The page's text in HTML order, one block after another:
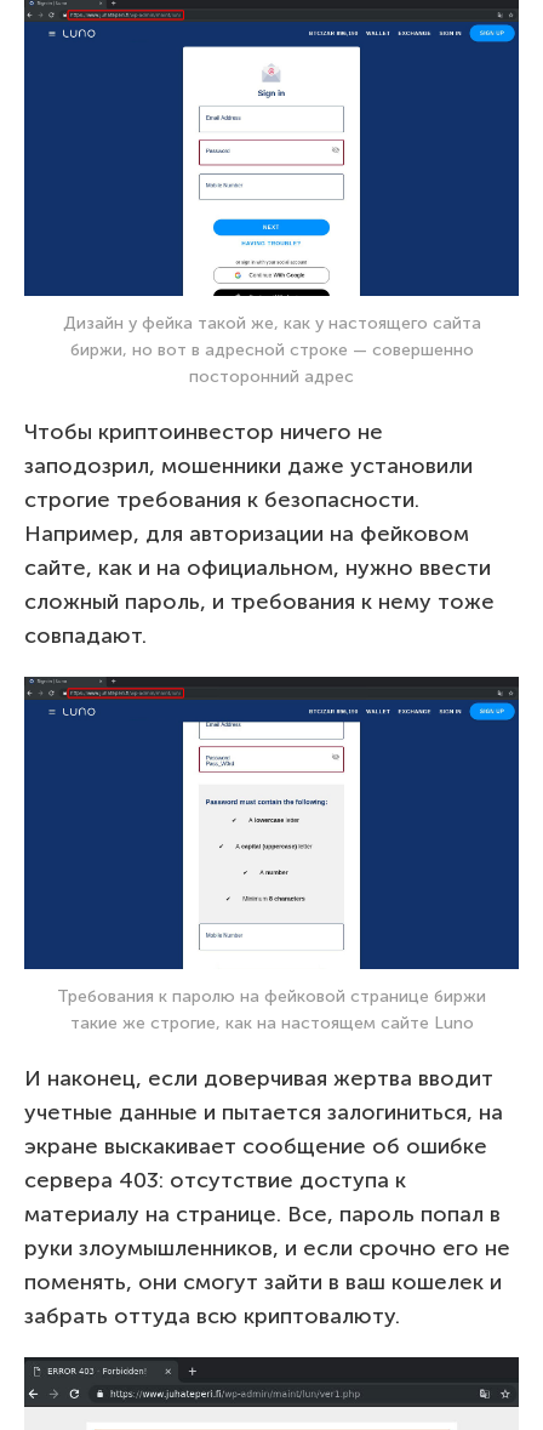
Дизайн у фейка такой же, как у настоящего сайта
биржи, но вот в адресной строке — совершенно
посторонний адрес
Чтобы криптоинвестор ничего не
заподозрил, мошенники даже установили
строгие требования к безопасности.
Например, для авторизации на фейковом
сайте, как и на официальном, нужно ввести
сложный пароль, и требования к нему тоже
совпадают.
Требования к паролю на фейковой странице биржи
такие же строгие, как на настоящем сайте Luno
И наконец, если доверчивая жертва вводит
учетные данные и пытается залогиниться, на
экране выскакивает сообщение об ошибке
сервера 403: отсутствие доступа к
материалу на странице. Все, пароль попал в
руки злоумышленников, и если срочно его не
поменять, они смогут зайти в ваш кошелек и
забрать оттуда всю криптовалюту.